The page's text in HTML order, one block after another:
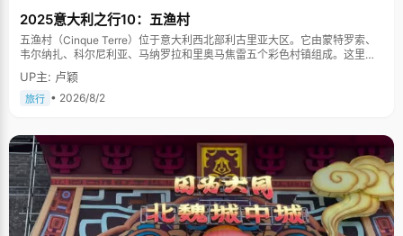
2025意大利之行10：五渔村
五渔村（Cinque Terre）位于意大利西北部利古里亚大区。它由蒙特罗索、
韦尔纳扎、科尔尼利亚、马纳罗拉和里奥马焦雷五个彩色村镇组成。这里依
山傍海，房屋色彩斑斓，1997年被列为世界文化遗产。
UP主: 卢颖
旅行 • 2026/8/2